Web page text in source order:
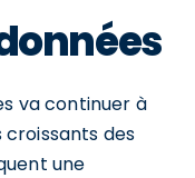
va continuer à
croissants des
une